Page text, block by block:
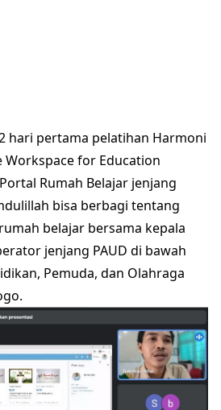
hari pertama pelatihan Harmoni
Workspace for Education
Rumah Belajar jenjang
bisa berbagi tentang
belajar bersama kepala
jenjang PAUD di bawah
Pemuda, dan Olahraga